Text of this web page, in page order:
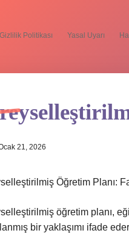
Gizlilik Politikası Yasal Uyarı
21, 2026
Öğretim Planı:
öğretim planı,
bir yaklaşımı ifade